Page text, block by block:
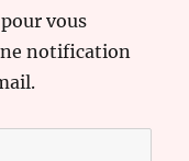
vous
notification